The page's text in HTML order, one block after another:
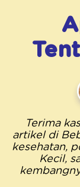
Terima
artikel di
kesehatan,
Kecil,